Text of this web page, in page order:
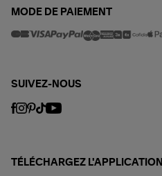
MODE DE PAIEMENT
SUIVEZ-NOUS
TÉLÉCHARGEZ L'APPLICATION